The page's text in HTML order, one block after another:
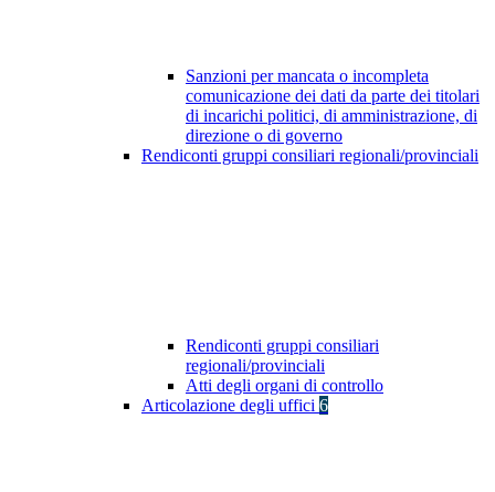
Sanzioni per mancata o incompleta
comunicazione dei dati da parte dei titolari
di incarichi politici, di amministrazione, di
direzione o di governo
Rendiconti gruppi consiliari regionali/provinciali
Rendiconti gruppi consiliari
regionali/provinciali
Atti degli organi di controllo
Articolazione degli uffici 6